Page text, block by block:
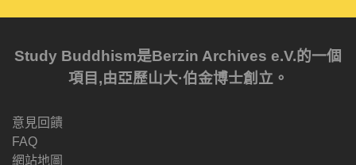
Study Buddhism是Berzin Archives e.V.的一個
項目,由亞歷山大·伯金博士創立。
意見回饋
FAQ
網站地圖